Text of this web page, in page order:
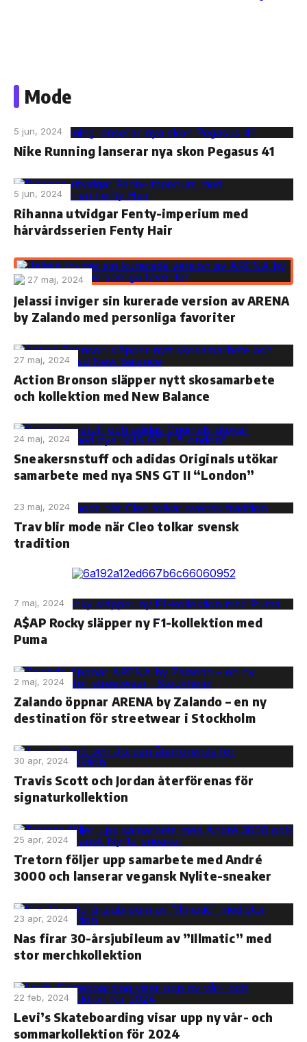
contentMode
5 jun, 2024
Nike Running lanserar nya skon Pegasus 41
5 jun, 2024
Rihanna utvidgar Fenty-imperium med
hårvårdsserien Fenty Hair
27 maj, 2024
Jelassi inviger sin kurerade version av ARENA
by Zalando med personliga favoriter
27 maj, 2024
Action Bronson släpper nytt skosamarbete
och kollektion med New Balance
24 maj, 2024
Sneakersnstuff och adidas Originals utökar
samarbete med nya SNS GT II “London”
23 maj, 2024
Trav blir mode när Cleo tolkar svensk
tradition
7 maj, 2024
A$AP Rocky släpper ny F1-kollektion med
Puma
2 maj, 2024
Zalando öppnar ARENA by Zalando – en ny
destination för streetwear i Stockholm
30 apr, 2024
Travis Scott och Jordan återförenas för
signaturkollektion
25 apr, 2024
Tretorn följer upp samarbete med André
3000 och lanserar vegansk Nylite-sneaker
23 apr, 2024
Nas firar 30-årsjubileum av ”Illmatic” med
stor merchkollektion
22 feb, 2024
Levi’s Skateboarding visar upp ny vår- och
sommarkollektion för 2024